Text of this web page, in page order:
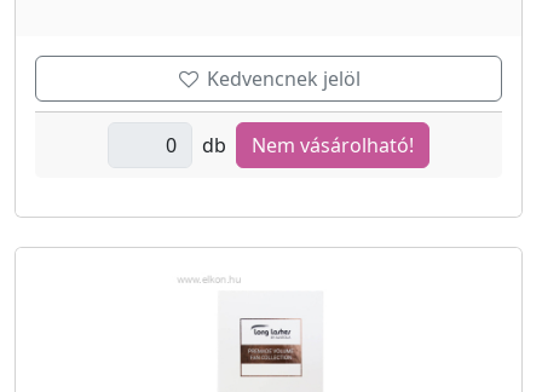
Kedvencnek jelöl
db Nem vásárolható!